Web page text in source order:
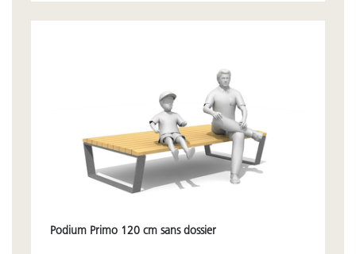
Podium Primo 120 cm sans dossier